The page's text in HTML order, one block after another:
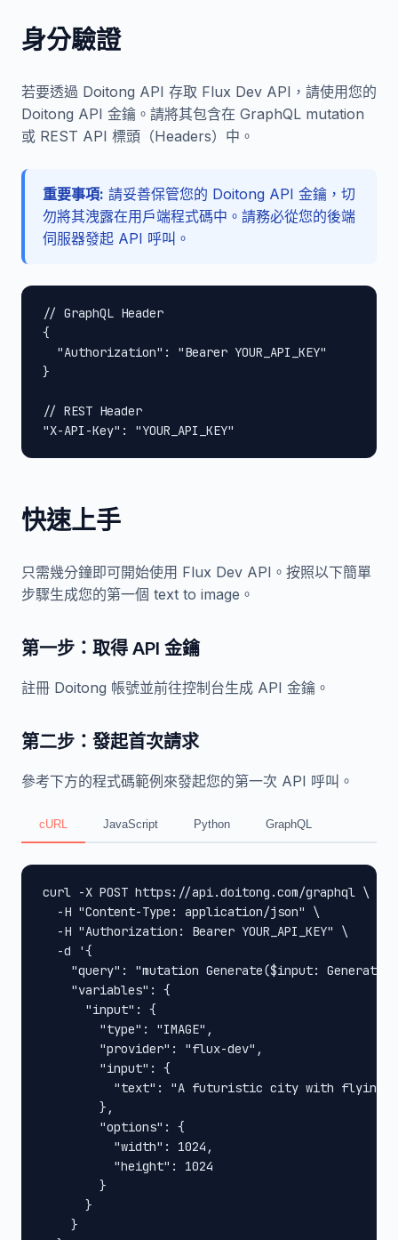
身分驗證
若要透過 Doitong API 存取 Flux Dev API，請使用您的
Doitong API 金鑰。請將其包含在 GraphQL mutation
或 REST API 標頭（Headers）中。
重要事項: 請妥善保管您的 Doitong API 金鑰，切
勿將其洩露在用戶端程式碼中。請務必從您的後端
伺服器發起 API 呼叫。
// GraphQL Header
{
  "Authorization": "Bearer YOUR_API_KEY"
}
// REST Header
"X-API-Key": "YOUR_API_KEY"
快速上手
只需幾分鐘即可開始使用 Flux Dev API。按照以下簡單
步驟生成您的第一個 text to image。
第一步：取得 API 金鑰
註冊 Doitong 帳號並前往控制台生成 API 金鑰。
第二步：發起首次請求
參考下方的程式碼範例來發起您的第一次 API 呼叫。
cURL JavaScript Python GraphQL
curl -X POST https://api.doitong.com/graphql \
  -H "Content-Type: application/json" \
  -H "Authorization: Bearer YOUR_API_KEY" \
  -d '{
"query": "mutation Generate($input:
    "variables": {
      "input": {
        "type": "IMAGE",
        "provider": "flux-dev",
        "input": {
"text": "A futuristic city with flying
        },
        "options": {
          "width": 1024,
          "height": 1024
        }
      }
    }